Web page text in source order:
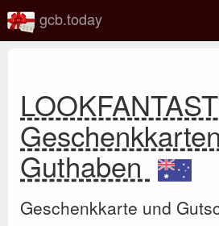
gcb.today
Guthaben
Geschenkkarte und